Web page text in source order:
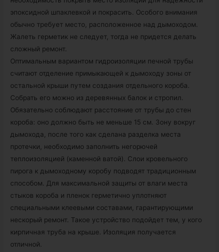
эпоксидной шпаклевкой и покрасить. Особого внимания
обычно требует место, расположенное над дымоходом.
Жалеть герметик не следует, тогда не придется делать
сложный ремонт.
Оптимальным вариантом гидроизоляции печной трубы
считают отделение примыкающей к дымоходу зоны от
остальной крыши путем создания отдельного короба.
Собрать его можно из деревянных балок и стропил.
Обязательно соблюдают расстояние от трубы до стен
короба: оно должно быть не меньше 15 см. Зону вокруг
дымохода, после того как сделана разделка места
протечки, необходимо заполнить негорючей
теплоизоляцией (каменной ватой). Слои кровельного
пирога к дымоходному коробу подводят традиционным
способом. Для максимальной защиты от влаги места
стыков короба и пленок герметично уплотняют
специальными клеевыми составами, гарантирующими
нескорый ремонт. Такое устройство подойдет тем, у кого
кирпичная труба на крыше. Изоляция получается
отличной.